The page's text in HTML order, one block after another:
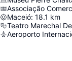
Associação
Maceió: 18.1 km
Teatro Marechal
Aeroporto